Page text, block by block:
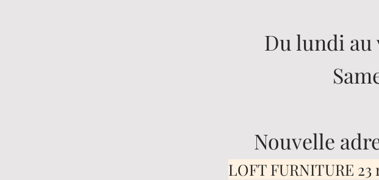
Du lundi au
Nouvelle
LOFT FURNITURE